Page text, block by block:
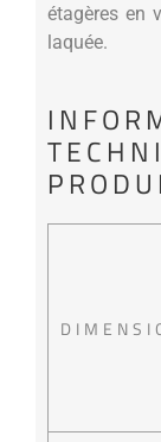
étagères en
laquée.